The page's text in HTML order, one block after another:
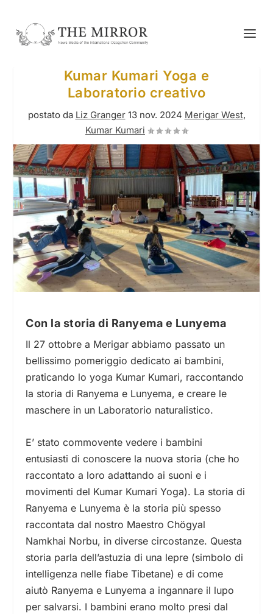
Kumar Kumari Yoga e
Laboratorio creativo
postato da Liz Granger 13 nov. 2024 Merigar West,
Kumar Kumari
Con la storia di Ranyema e Lunyema
Il 27 ottobre a Merigar abbiamo passato un
bellissimo pomeriggio dedicato ai bambini,
praticando lo yoga Kumar Kumari, raccontando
la storia di Ranyema e Lunyema, e creare le
maschere in un Laboratorio naturalistico.
E’ stato commovente vedere i bambini
entusiasti di conoscere la nuova storia (che ho
raccontato a loro adattando ai suoni e i
movimenti del Kumar Kumari Yoga). La storia di
Ranyema e Lunyema è la storia più spesso
raccontata dal nostro Maestro Chögyal
Namkhai Norbu, in diverse circostanze. Questa
storia parla dell’astuzia di una lepre (simbolo di
intelligenza nelle fiabe Tibetane) e di come
aiutò Ranyema e Lunyema a ingannare il lupo
per salvarsi. I bambini erano molto presi dal